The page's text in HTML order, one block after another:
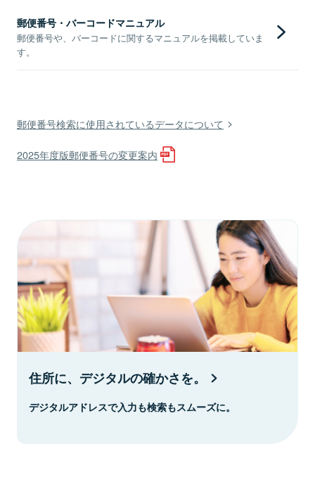
郵便番号・バーコードマニュアル
郵便番号や、バーコードに関するマニュアルを掲載していま
す。
郵便番号検索に使用されているデータについて
2025年度版郵便番号の変更案内
住所に、デジタルの確かさを。
デジタルアドレスで入力も検索もスムーズに。